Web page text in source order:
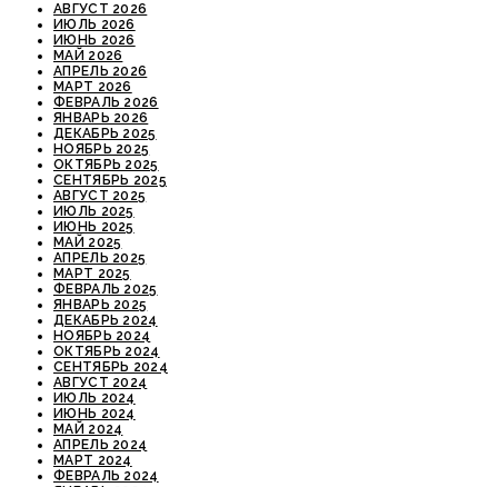
АВГУСТ 2026
ИЮЛЬ 2026
ИЮНЬ 2026
МАЙ 2026
АПРЕЛЬ 2026
МАРТ 2026
ФЕВРАЛЬ 2026
ЯНВАРЬ 2026
ДЕКАБРЬ 2025
НОЯБРЬ 2025
ОКТЯБРЬ 2025
СЕНТЯБРЬ 2025
АВГУСТ 2025
ИЮЛЬ 2025
ИЮНЬ 2025
МАЙ 2025
АПРЕЛЬ 2025
МАРТ 2025
ФЕВРАЛЬ 2025
ЯНВАРЬ 2025
ДЕКАБРЬ 2024
НОЯБРЬ 2024
ОКТЯБРЬ 2024
СЕНТЯБРЬ 2024
АВГУСТ 2024
ИЮЛЬ 2024
ИЮНЬ 2024
МАЙ 2024
АПРЕЛЬ 2024
МАРТ 2024
ФЕВРАЛЬ 2024